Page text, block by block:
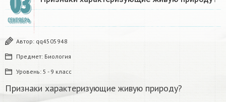
СЕНТЯБРЬ
Автор: qq4505948
Предмет: Биология
Уровень: 5 - 9 класс
Признаки характеризующие живую природу?